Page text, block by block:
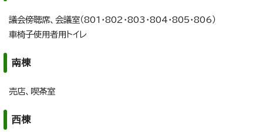
議会傍聴席、会議室（801・802・803・804・805・806）
車椅子使用者用トイレ
南棟
売店、喫茶室
西棟